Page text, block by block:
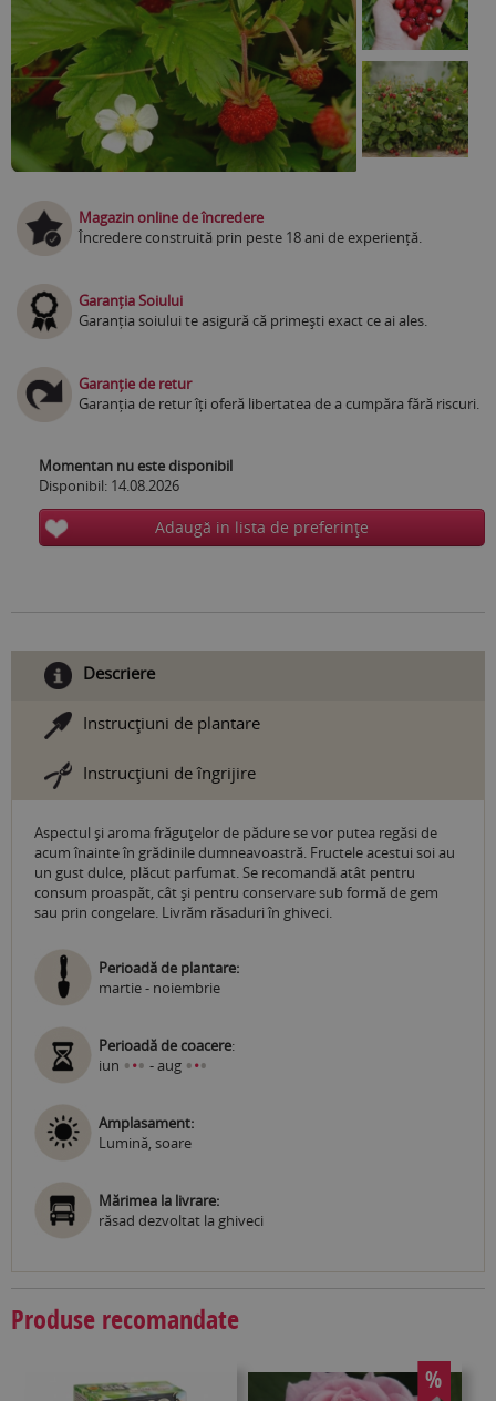
Magazin online de încredere
Încredere construită prin peste 18 ani de experiență.
Garanția Soiului
Garanția soiului te asigură că primești exact ce ai ales.
Garanție de retur
Garanția de retur îți oferă libertatea de a cumpăra fără riscuri.
Momentan nu este disponibil
Disponibil: 14.08.2026
Adaugă in lista de preferinţe
Descriere
Instrucţiuni de plantare
Instrucţiuni de îngrijire
Aspectul și aroma frăguţelor de pădure se vor putea regăsi de
acum înainte în grădinile dumneavoastră. Fructele acestui soi au
un gust dulce, plăcut parfumat. Se recomandă atât pentru
consum proaspăt, cât şi pentru conservare sub formă de gem
sau prin congelare. Livrăm răsaduri în ghiveci.
Perioadă de plantare:
martie - noiembrie
Perioadă de coacere:
iun ••• - aug •••
Amplasament:
Lumină, soare
Mărimea la livrare:
răsad dezvoltat la ghiveci
Produse recomandate
%